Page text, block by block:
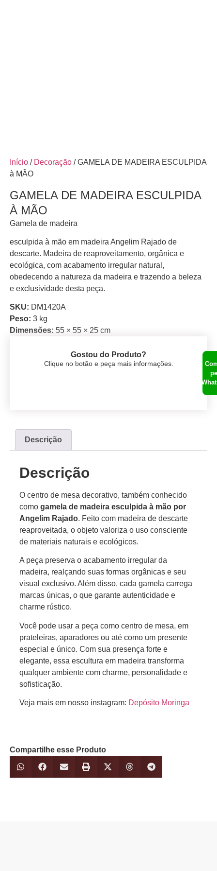
Início / Decoração / GAMELA DE MADEIRA ESCULPIDA
à MÃO
GAMELA DE MADEIRA ESCULPIDA
À MÃO
Gamela de madeira
esculpida à mão em madeira Angelim Rajado de
descarte. Madeira de reaproveitamento, orgânica e
ecológica, com acabamento irregular natural,
obedecendo a natureza da madeira e trazendo a beleza
e exclusividade desta peça.
SKU: DM1420A
Peso: 3 kg
Dimensões: 55 × 55 × 25 cm
Gostou do Produto?
Clique no botão e peça mais informações.
Descrição
Descrição
O centro de mesa decorativo, também conhecido
como gamela de madeira esculpida à mão por
Angelim Rajado. Feito com madeira de descarte
reaproveitada, o objeto valoriza o uso consciente
de materiais naturais e ecológicos.
A peça preserva o acabamento irregular da
madeira, realçando suas formas orgânicas e seu
visual exclusivo. Além disso, cada gamela carrega
marcas únicas, o que garante autenticidade e
charme rústico.
Você pode usar a peça como centro de mesa, em
prateleiras, aparadores ou até como um presente
especial e único. Com sua presença forte e
elegante, essa escultura em madeira transforma
qualquer ambiente com charme, personalidade e
sofisticação.
Veja mais em nosso instagram: Depósito Moringa
Compartilhe esse Produto